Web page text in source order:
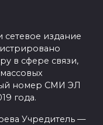
издание
в сфере связи,
номер СМИ ЭЛ
года.
Учредитель —